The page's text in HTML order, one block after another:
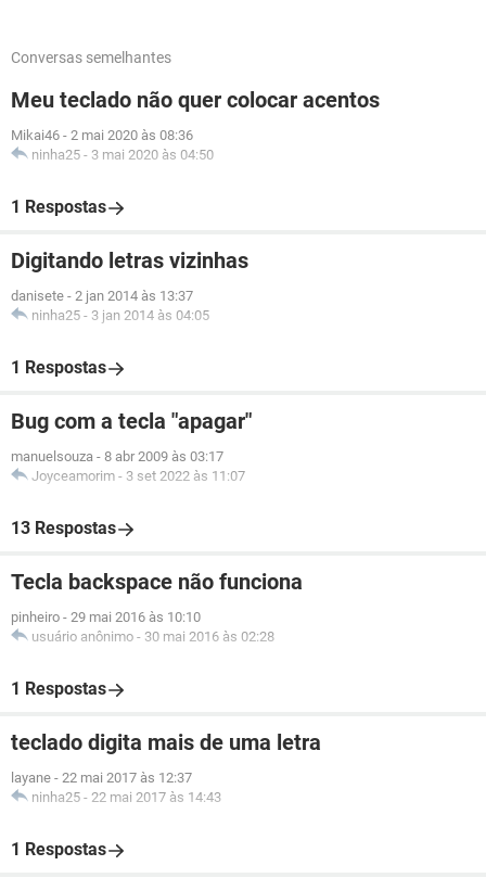
Conversas semelhantes
Meu teclado não quer colocar acentos
Mikai46 - 2 mai 2020 às 08:36
ninha25 - 3 mai 2020 às 04:50
1 Respostas
Digitando letras vizinhas
danisete - 2 jan 2014 às 13:37
ninha25 - 3 jan 2014 às 04:05
1 Respostas
Bug com a tecla "apagar"
manuelsouza - 8 abr 2009 às 03:17
Joyceamorim - 3 set 2022 às 11:07
13 Respostas
Tecla backspace não funciona
pinheiro - 29 mai 2016 às 10:10
usuário anônimo - 30 mai 2016 às 02:28
1 Respostas
teclado digita mais de uma letra
layane - 22 mai 2017 às 12:37
ninha25 - 22 mai 2017 às 14:43
1 Respostas